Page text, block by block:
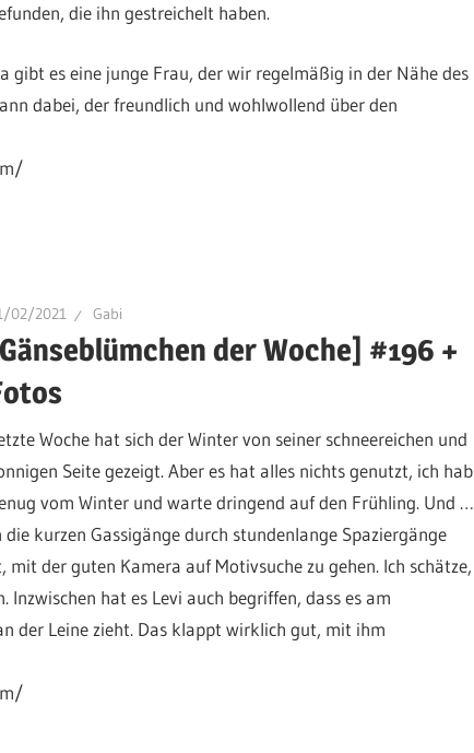
die ihn gestreichelt haben.
gibt es eine junge Frau, der wir regelmäßig in der Nähe des
dabei, der freundlich und wohlwollend über den
02/2021 Gabi
der Woche] #196 +
Woche hat sich der Winter von seiner schneereichen und
Seite gezeigt. Aber es hat alles nichts genutzt, ich hab
vom Winter und warte dringend auf den Frühling. Und …
kurzen Gassigänge durch stundenlange Spaziergänge
der guten Kamera auf Motivsuche zu gehen. Ich schätze,
hat es Levi auch begriffen, dass es am
der Leine zieht. Das klappt wirklich gut, mit ihm